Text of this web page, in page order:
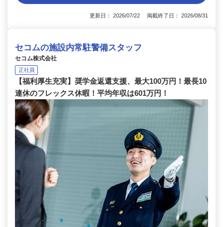
更新日： 2026/07/22 掲載終了日： 2026/08/31
セコムの施設内常駐警備スタッフ
セコム株式会社
正社員
【福利厚生充実】奨学金返還支援、最大100万円！最長10
連休のフレックス休暇！平均年収は601万円！